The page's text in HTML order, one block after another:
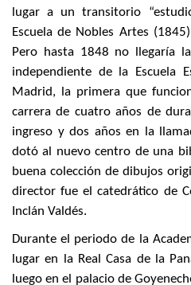
lugar a un transitorio
Escuela de Nobles Artes
Pero hasta 1848 no llegaría
independiente de la Escuela
Madrid, la primera que
carrera de cuatro años de
ingreso y dos años en la
dotó al nuevo centro de una
buena colección de dibujos
director fue el catedrático de
Inclán Valdés.
Durante el periodo de la
lugar en la Real Casa de la
luego en el palacio de